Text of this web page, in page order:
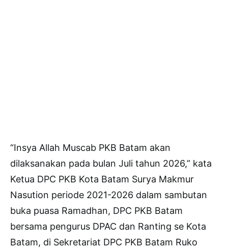
“Insya Allah Muscab PKB Batam akan
dilaksanakan pada bulan Juli tahun 2026,” kata
Ketua DPC PKB Kota Batam Surya Makmur
Nasution periode 2021-2026 dalam sambutan
buka puasa Ramadhan, DPC PKB Batam
bersama pengurus DPAC dan Ranting se Kota
Batam, di Sekretariat DPC PKB Batam Ruko